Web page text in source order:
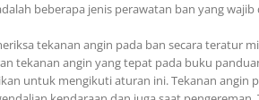
beberapa jenis perawatan ban yang
tekanan angin pada ban secara teratur
tekanan angin yang tepat pada buku
untuk mengikuti aturan ini. Tekanan angin